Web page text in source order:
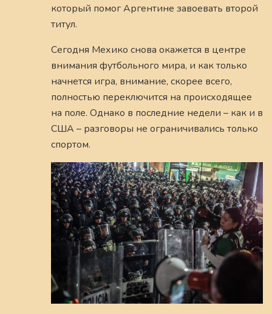
который помог Аргентине завоевать второй
титул.
Сегодня Мехико снова окажется в центре
внимания футбольного мира, и как только
начнется игра, внимание, скорее всего,
полностью переключится на происходящее
на поле. Однако в последние недели – как и в
США – разговоры не ограничивались только
спортом.